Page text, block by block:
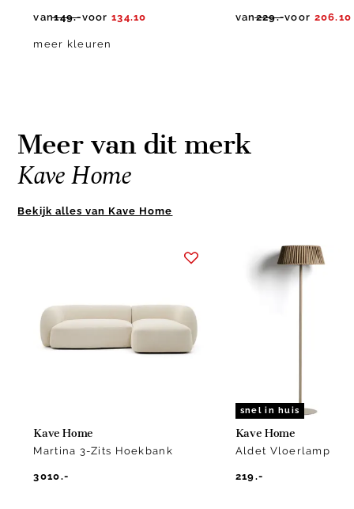
van149.-voor 134.10
meer kleuren
van229.-voor 206.10
Meer van dit merk
Kave Home
Bekijk alles van Kave Home
Kave Home
Martina 3-Zits Hoekbank
3010.-
snel in huis
Kave Home
Aldet Vloerlamp
219.-